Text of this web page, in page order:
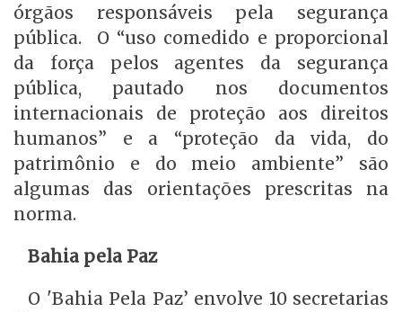
órgãos responsáveis pela segurança
pública. O “uso comedido e proporcional
da força pelos agentes da segurança
pública, pautado nos documentos
internacionais de proteção aos direitos
humanos” e a “proteção da vida, do
patrimônio e do meio ambiente” são
algumas das orientações prescritas na
norma.
Bahia pela Paz
O 'Bahia Pela Paz’ envolve 10 secretarias